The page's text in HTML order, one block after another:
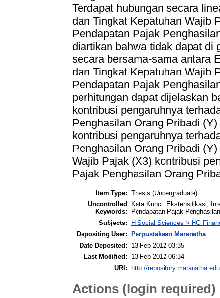
Terdapat hubungan secara
dan Tingkat Kepatuhan Wajib
Pendapatan Pajak
diartikan bahwa tidak dapat di
secara bersama-sama antara
dan Tingkat Kepatuhan Wajib
Pendapatan Pajak
perhitungan dapat dijelaskan
kontribusi pengaruhnya
Penghasilan Orang Pribadi
kontribusi pengaruhnya
Penghasilan Orang Pribadi
Wajib Pajak (X3) kontribusi
Pajak Penghasilan Orang
Item Type: Thesis (Undergraduate)
Uncontrolled
Keywords:
Kata Kunci: Ekstensifikasi,
Pendapatan Pajak
Subjects:
H Social Sciences > HG
Depositing User:
Perpustakaan Maranatha
Date Deposited:
13 Feb 2012 03:35
Last Modified:
13 Feb 2012 06:34
URI:
http://
Actions (login required)